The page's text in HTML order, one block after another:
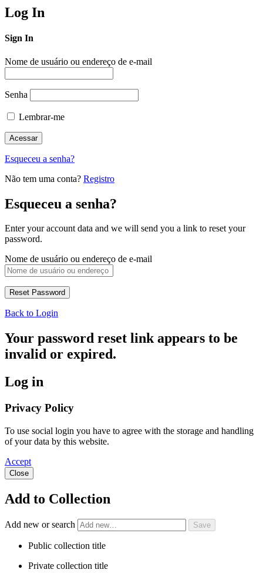
Log In
Sign In
Nome de usuário ou endereço de e-mail
Senha
Lembrar-me
Esqueceu a senha?
Não tem uma conta? Registro
Esqueceu a senha?
Enter your account data and we will send you a link to reset your
password.
Nome de usuário ou endereço de e-mail
Back to Login
Your password reset link appears to be
invalid or expired.
Log in
Privacy Policy
To use social login you have to agree with the storage and handling
of your data by this website.
Accept
Close
Add to Collection
Add new or search
Public collection title
Private collection title